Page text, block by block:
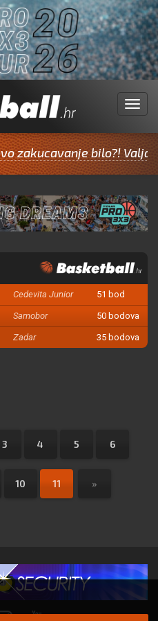
Menu
zakucavanje bilo?!
Cedevita Junior 51 bod
Samobor 50 bodova
Zadar 35 bodova
3 4 5 6
10 11 »